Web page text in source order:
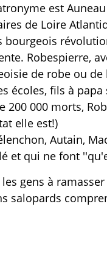
est
de Loire
bourgeois
Robespierre,
de robe ou de
écoles, fils à
200 000 morts,
elle est!)
Autain,
et qui ne font
gens à
salopards